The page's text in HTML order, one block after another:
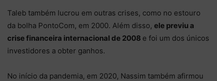
Taleb também lucrou em outras crises, como no estouro
da bolha PontoCom, em 2000. Além disso, ele previu a
crise financeira internacional de 2008 e foi um dos únicos
investidores a obter ganhos.
No início da pandemia, em 2020, Nassim também afirmou